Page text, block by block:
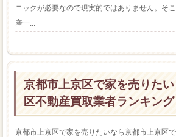
ニックが必要なので現実的ではありません。そ
産一...
京都市上京区で家を売りた
区不動産買取業者ランキング
京都市上京区で家を売りたいなら京都市上京区